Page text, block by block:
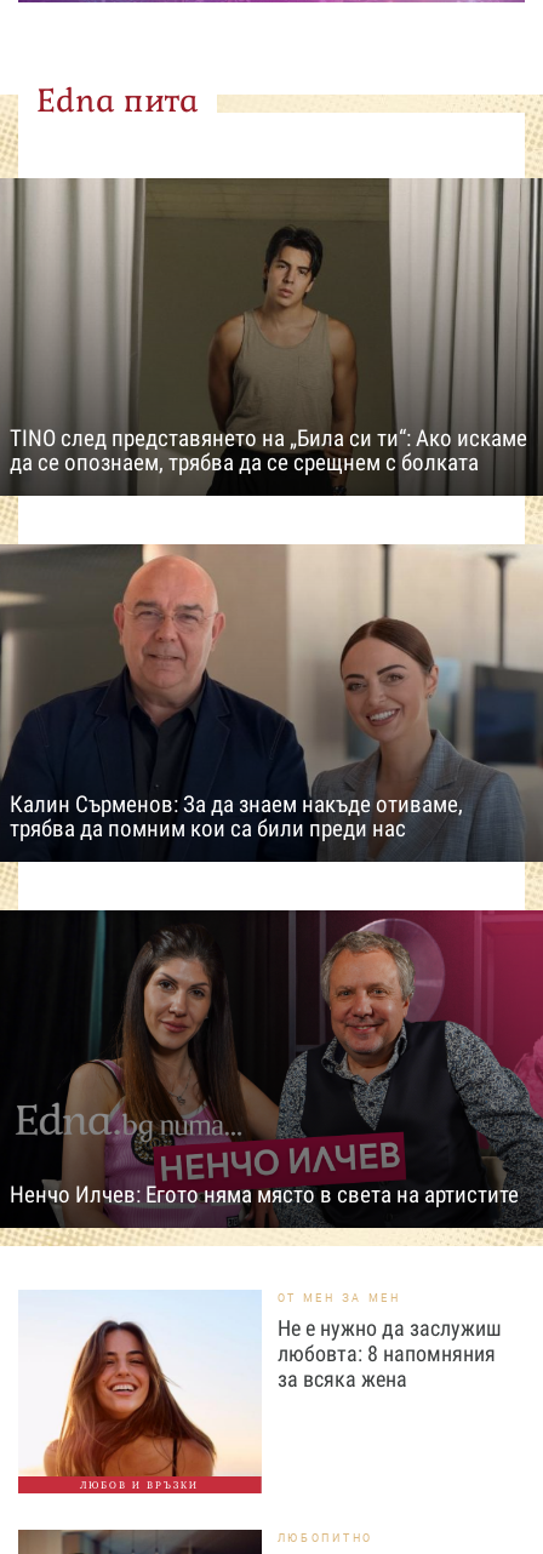
Edna пита
TINO след представянето на „Била си ти“: Ако искаме
да се опознаем, трябва да се срещнем с болката
Калин Сърменов: За да знаем накъде отиваме,
трябва да помним кои са били преди нас
Ненчо Илчев: Егото няма място в света на артистите
ЛЮБОВ И ВРЪЗКИ
ОТ МЕН ЗА МЕН
Не е нужно да заслужиш
любовта: 8 напомняния
за всяка жена
ЛЮБОПИТНО